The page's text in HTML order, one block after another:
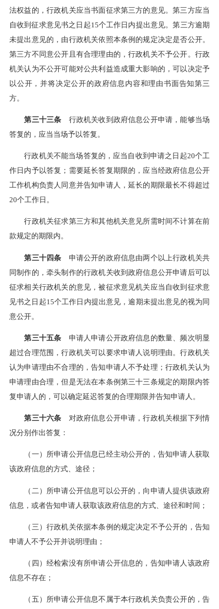
法权益的，行政机关应当书面征求第三方的意见。第三方应当
自收到征求意见书之日起15个工作日内提出意见。第三方逾期
未提出意见的，由行政机关依照本条例的规定决定是否公开。
第三方不同意公开且有合理理由的，行政机关不予公开。行政
机关认为不公开可能对公共利益造成重大影响的，可以决定予
以公开，并将决定公开的政府信息内容和理由书面告知第三
方。
第三十三条 行政机关收到政府信息公开申请，能够当场
答复的，应当当场予以答复。
行政机关不能当场答复的，应当自收到申请之日起20个工
作日内予以答复；需要延长答复期限的，应当经政府信息公开
工作机构负责人同意并告知申请人，延长的期限最长不得超过
20个工作日。
行政机关征求第三方和其他机关意见所需时间不计算在前
款规定的期限内。
第三十四条 申请公开的政府信息由两个以上行政机关共
同制作的，牵头制作的行政机关收到政府信息公开申请后可以
征求相关行政机关的意见，被征求意见机关应当自收到征求意
见书之日起15个工作日内提出意见，逾期未提出意见的视为同
意公开。
第三十五条 申请人申请公开政府信息的数量、频次明显
超过合理范围，行政机关可以要求申请人说明理由。行政机关
认为申请理由不合理的，告知申请人不予处理；行政机关认为
申请理由合理，但是无法在本条例第三十三条规定的期限内答
复申请人的，可以确定延迟答复的合理期限并告知申请人。
第三十六条 对政府信息公开申请，行政机关根据下列情
况分别作出答复：
（一）所申请公开信息已经主动公开的，告知申请人获取
该政府信息的方式、途径；
（二）所申请公开信息可以公开的，向申请人提供该政府
信息，或者告知申请人获取该政府信息的方式、途径和时间；
（三）行政机关依据本条例的规定决定不予公开的，告知
申请人不予公开并说明理由；
（四）经检索没有所申请公开信息的，告知申请人该政府
信息不存在；
（五）所申请公开信息不属于本行政机关负责公开的，告